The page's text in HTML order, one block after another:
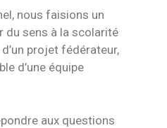
nous faisions un
du sens à la scolarité
projet fédérateur,
d’une équipe
aux questions